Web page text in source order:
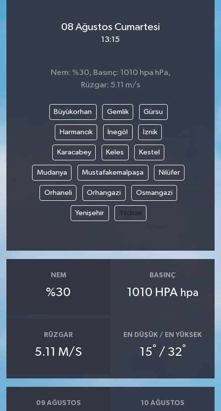
08 Ağustos Cumartesi
13:15
Nem: %30, Basınç: 1010 hpa hPa,
Rüzgar: 5.11 m/s
Büyükorhan Gemlik Gürsu
Harmancık İnegöl İznik
Karacabey Keles Kestel
Mudanya Mustafakemalpaşa Nilüfer
Orhaneli Orhangazi Osmangazi
Yenişehir Yıldırım
NEM
%30
BASINÇ
1010 HPA hpa
RÜZGAR
5.11 M/S
EN DÜŞÜK / EN YÜKSEK
15° / 32°
09 AĞUSTOS 10 AĞUSTOS